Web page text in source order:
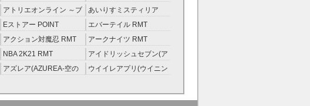
アトリエオンライン ～ブ
レセイルの錬金術士～
RMT
あいりすミスティリア
RMT
Eストアー POINT
エバーテイル RMT
アクション対魔忍 RMT
アークナイツ RMT
NBA 2K21 RMT
アイドリッシュセブン(ア
イナナ) RMT
アズレア(AZUREA-空の
ウイイレアプリ(ウイニン